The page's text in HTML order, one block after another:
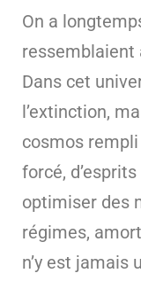
On a
ressemblaient
Dans cet
l’extinction,
cosmos
forcé,
optimiser des
régimes,
n’y est jamais